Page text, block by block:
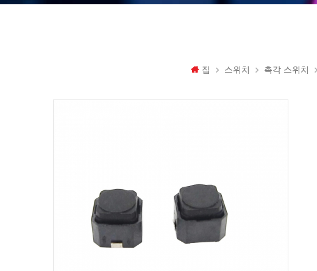
집 스위치 촉각 스위치